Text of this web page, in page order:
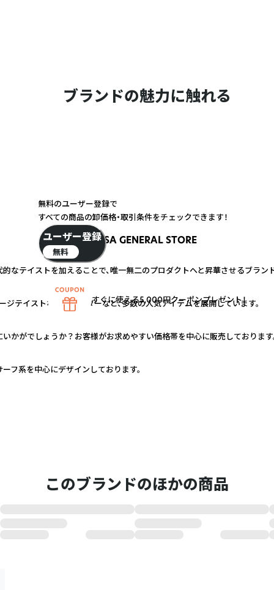
ブランドの魅力に触れる
USA GENERAL STORE
なテイストを加えることで、唯一無二のプロダクトへと昇華させるブラン
テイストなキーホルダーなど、多数の人気アイテムを展開しています。
かがでしょうか？お客様がお求めやすい価格帯を中心に販売しております
フ系を中心にデザインしております。
このブランドのほかの商品
無料のユーザー登録で
すべての商品の卸価格・取引条件をチェックできます！
ユーザー登録
無料
すぐに使える5,000円クーポンプレゼント！